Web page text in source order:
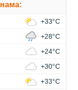
+33°C
+28°C
+24°C
+30°C
+33°C